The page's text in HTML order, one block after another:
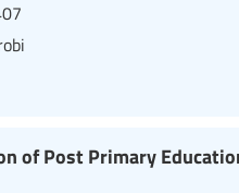
of Post Primary